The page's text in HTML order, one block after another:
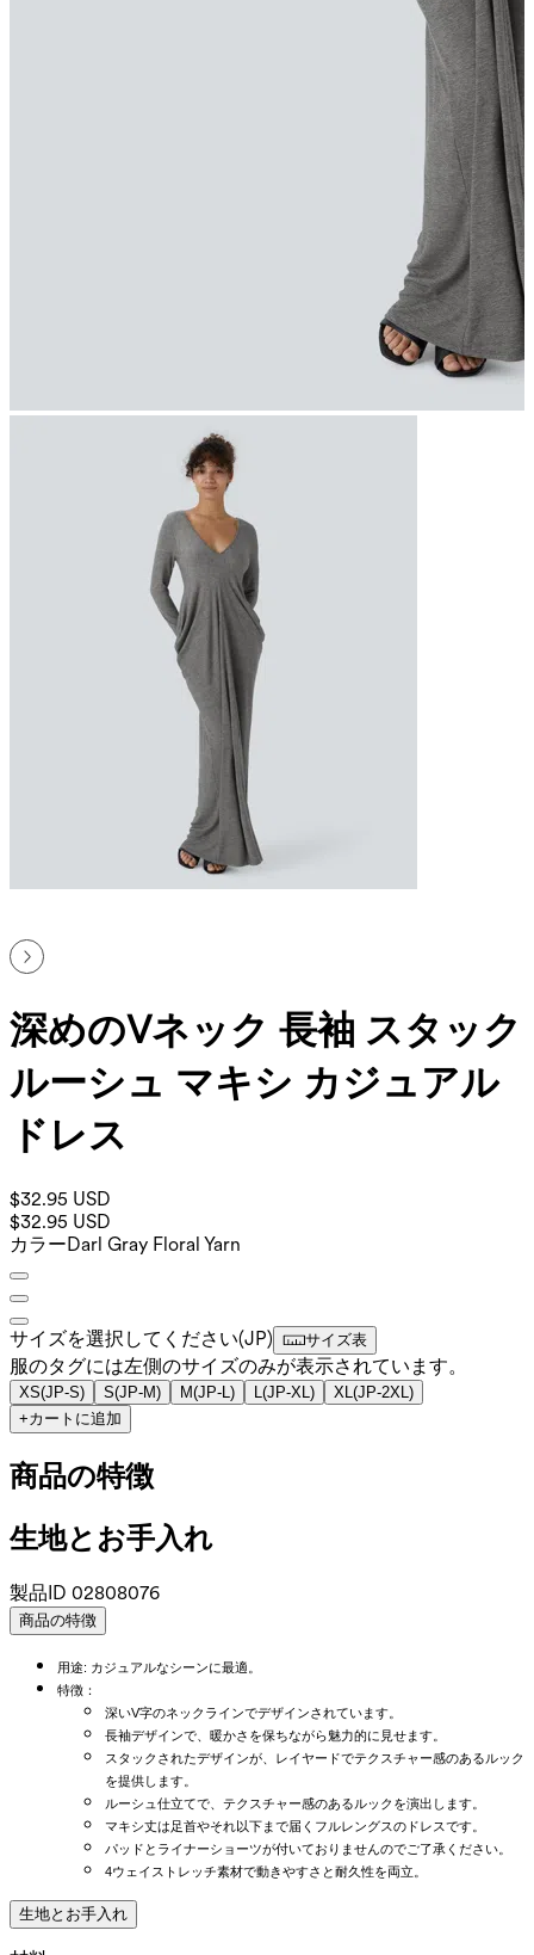
深めのVネック 長袖 スタック
ルーシュ マキシ カジュアル
ドレス
$32.95 USD
$32.95 USD
カラーDarl Gray Floral Yarn
サイズを選択してください(JP) サイズ表
服のタグには左側のサイズのみが表示されています。
XS(JP-S) S(JP-M) M(JP-L) L(JP-XL) XL(JP-2XL)
+カートに追加
商品の特徴
生地とお手入れ
製品ID 02808076
商品の特徴
用途: カジュアルなシーンに最適。
特徴：
深いV字のネックラインでデザインされています。
長袖デザインで、暖かさを保ちながら魅力的に見せます。
スタックされたデザインが、レイヤードでテクスチャー感のあるルック
を提供します。
ルーシュ仕立てで、テクスチャー感のあるルックを演出します。
マキシ丈は足首やそれ以下まで届くフルレングスのドレスです。
パッドとライナーショーツが付いておりませんのでご了承ください。
4ウェイストレッチ素材で動きやすさと耐久性を両立。
生地とお手入れ